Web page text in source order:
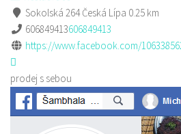
Sokolská 264 Česká Lípa 0.25 km
606849413606849413
https://www.facebook.com/
prodej s sebou